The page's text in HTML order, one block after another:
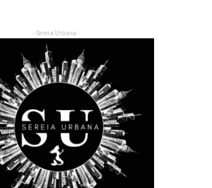
- Sereia Urbana -